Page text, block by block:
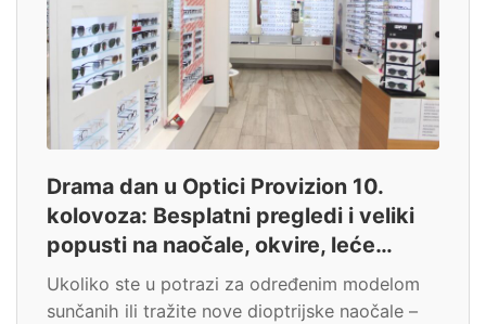
Drama dan u Optici Provizion 10.
kolovoza: Besplatni pregledi i veliki
popusti na naočale, okvire, leće…
Ukoliko ste u potrazi za određenim modelom
sunčanih ili tražite nove dioptrijske naočale –